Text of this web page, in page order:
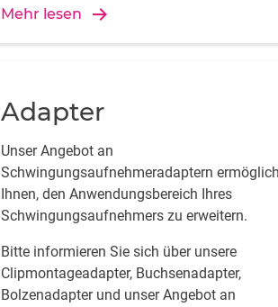
Mehr lesen
Adapter
Unser Angebot an
Schwingungsaufnehmeradaptern
Ihnen, den Anwendungsbereich Ihres
Schwingungsaufnehmers zu erweitern.
Bitte informieren Sie sich über unsere
Clipmontageadapter, Buchsenadapter,
Bolzenadapter und unser Angebot an